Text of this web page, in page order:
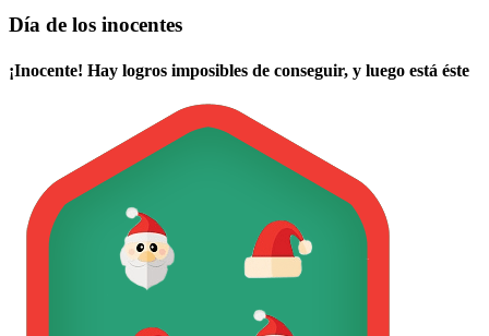
Día de los inocentes
¡Inocente! Hay logros imposibles de conseguir, y luego está éste